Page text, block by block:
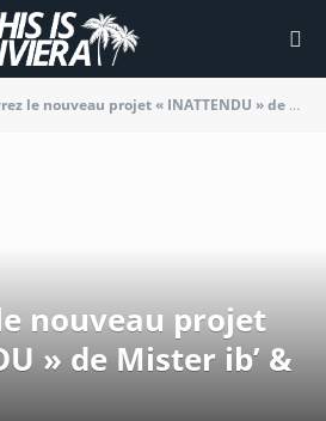
nouveau projet « INATTENDU » de Mister ib’ & Vockalibre
nouveau projet
» de Mister ib’ &